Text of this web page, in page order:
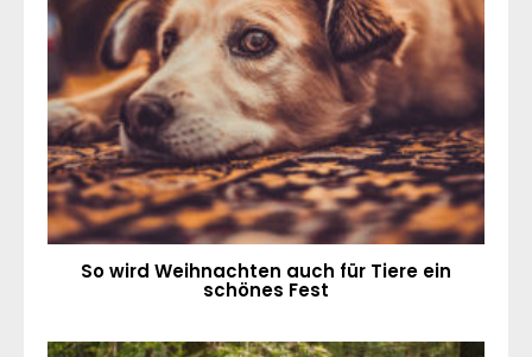
So wird Weihnachten auch für Tiere ein
schönes Fest